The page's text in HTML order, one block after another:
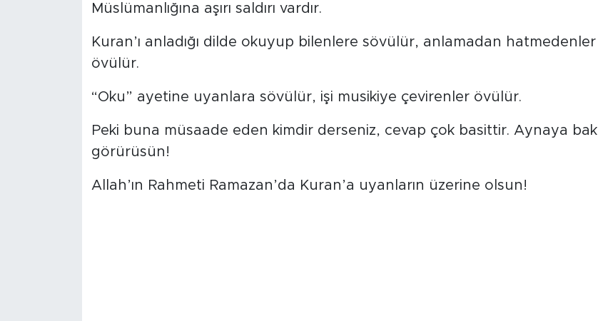
Müslümanlığına aşırı saldırı vardır.
Kuran’ı anladığı dilde okuyup bilenlere sövülür, anlamadan hatmedenler
övülür.
“Oku” ayetine uyanlara sövülür, işi musikiye çevirenler övülür.
Peki buna müsaade eden kimdir derseniz, cevap çok basittir. Aynaya bak
görürüsün!
Allah’ın Rahmeti Ramazan’da Kuran’a uyanların üzerine olsun!